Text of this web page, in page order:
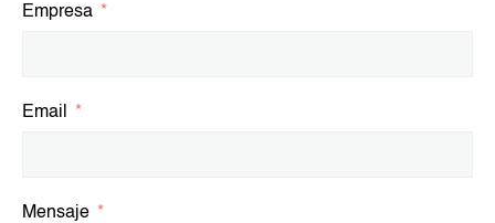
Empresa
Email
Mensaje